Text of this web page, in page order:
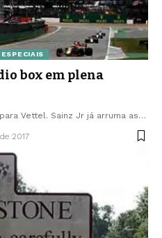
ESPECIAIS
box em plena
Vettel. Sainz Jr já arruma as…
2017